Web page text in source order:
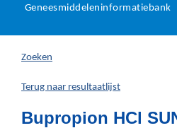
U
hier:
Geneesmiddeleninformatiebank
Zoeken
Terug naar resultaatlijst
Bupropion HCl